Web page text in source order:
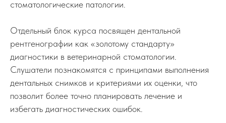
стоматологические патологии.
Отдельный блок курса посвящен дентальной
рентгенографии как «золотому стандарту»
диагностики в ветеринарной стоматологии.
Слушатели познакомятся с принципами выполнения
дентальных снимков и критериями их оценки, что
позволит более точно планировать лечение и
избегать диагностических ошибок.